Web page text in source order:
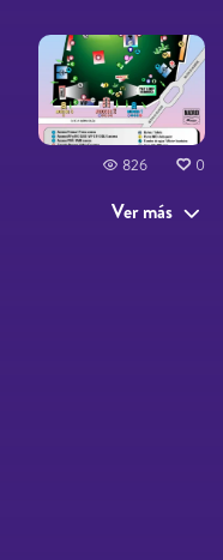
826 0
Ver más